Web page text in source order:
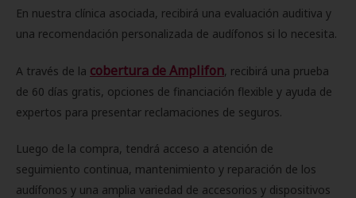
En nuestra clínica asociada, recibirá una evaluación auditiva y
una recomendación personalizada de audífonos si lo necesita.
A través de la cobertura de Amplifon, recibirá una prueba
de 60 días gratis, opciones de financiación flexible y ayuda de
expertos para presentar reclamaciones de seguros.
Luego de la compra, tendrá acceso a atención de
seguimiento continua, mantenimiento y reparación de los
audífonos y una amplia variedad de accesorios y dispositivos